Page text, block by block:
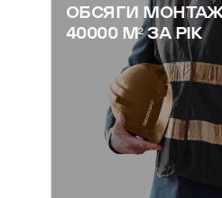
ОБСЯГИ
40000 М² ЗА РІК